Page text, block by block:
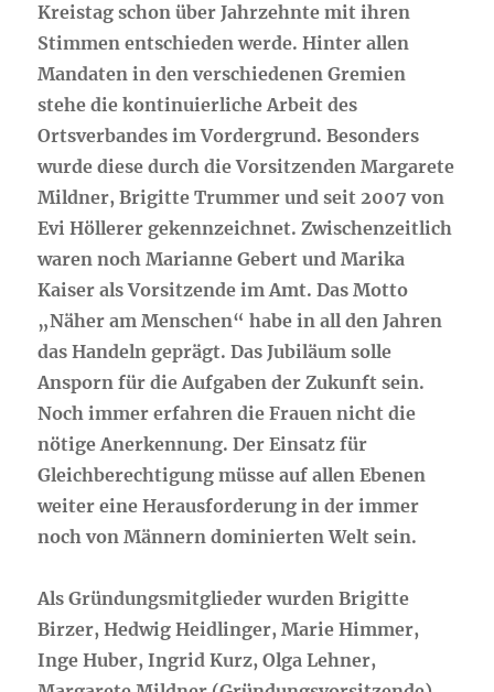
Kreistag schon über Jahrzehnte mit ihren
Stimmen entschieden werde. Hinter allen
Mandaten in den verschiedenen Gremien
stehe die kontinuierliche Arbeit des
Ortsverbandes im Vordergrund. Besonders
wurde diese durch die Vorsitzenden Margarete
Mildner, Brigitte Trummer und seit 2007 von
Evi Höllerer gekennzeichnet. Zwischenzeitlich
waren noch Marianne Gebert und Marika
Kaiser als Vorsitzende im Amt. Das Motto
„Näher am Menschen“ habe in all den Jahren
das Handeln geprägt. Das Jubiläum solle
Ansporn für die Aufgaben der Zukunft sein.
Noch immer erfahren die Frauen nicht die
nötige Anerkennung. Der Einsatz für
Gleichberechtigung müsse auf allen Ebenen
weiter eine Herausforderung in der immer
noch von Männern dominierten Welt sein.
Als Gründungsmitglieder wurden Brigitte
Birzer, Hedwig Heidlinger, Marie Himmer,
Inge Huber, Ingrid Kurz, Olga Lehner,